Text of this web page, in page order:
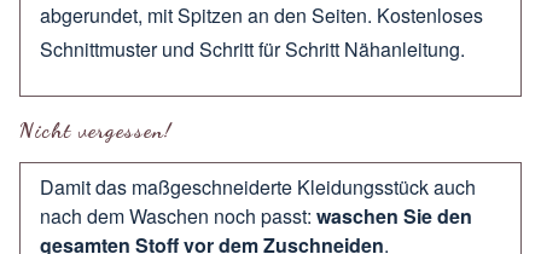
abgerundet, mit Spitzen an den Seiten. Kostenloses
Schnittmuster und Schritt für Schritt Nähanleitung.
Nicht vergessen!
Damit das maßgeschneiderte Kleidungsstück auch
nach dem Waschen noch passt: waschen Sie den
gesamten Stoff vor dem Zuschneiden.